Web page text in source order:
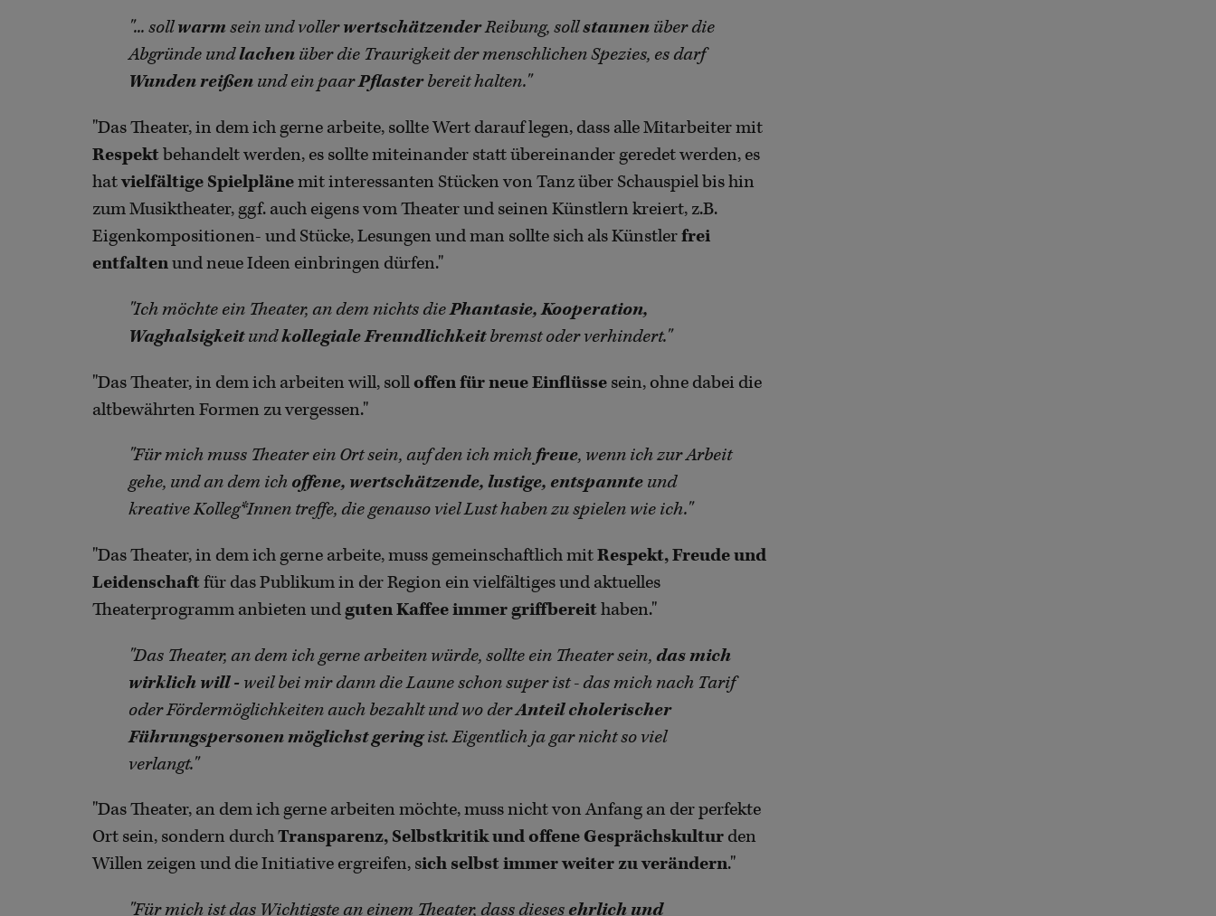
"... sollwarm sein und vollerwertschätzenderReibung, sollstaunen über die
Abgründe undlachen über die Traurigkeit der menschlichen Spezies, es darf
Wunden reißen und ein paarPflasterbereit halten."
"Das Theater, in dem ich gerne arbeite, sollte Wert darauf legen, dass alle Mitarbeiter mit
Respekt behandelt werden, es sollte miteinander statt übereinander geredet werden, es
hatvielfältige Spielplänemit interessanten Stücken von Tanz über Schauspiel bis hin
zum Musiktheater, ggf. auch eigens vom Theater und seinen Künstlern kreiert, z.B.
Eigenkompositionen- und Stücke, Lesungen und man sollte sich als Künstlerfrei
entfaltenund neue Ideen einbringen dürfen."
"Ich möchte ein Theater, an dem nichts diePhantasie, Kooperation,
Waghalsigkeitundkollegiale Freundlichkeitbremst oder verhindert."
"Das Theater, in dem ich arbeiten will, solloffen für neue Einflüsse sein, ohne dabei die
altbewährten Formen zu vergessen."
"Für mich muss Theater ein Ort sein, auf den ich michfreue, wenn ich zur Arbeit
gehe, und an dem ich offene, wertschätzende, lustige, entspannte und
kreative Kolleg*Innen treffe, die genauso viel Lust haben zu spielen wie ich."
"Das Theater, in dem ich gerne arbeite, muss gemeinschaftlich mitRespekt, Freude und
Leidenschaft für das Publikum in der Region ein vielfältiges und aktuelles
Theaterprogramm anbieten undguten Kaffee immer griffbereit haben."
"Das Theater, an dem ich gerne arbeiten würde, sollte ein Theater sein, das mich
wirklich will - weil bei mir dann die Laune schon super ist - das mich nach Tarif
oder Fördermöglichkeiten auch bezahlt und wo derAnteil cholerischer
Führungspersonen möglichst geringist. Eigentlich ja gar nicht so viel
verlangt."
"Das Theater, an dem ich gerne arbeiten möchte, muss nicht von Anfang an der perfekte
Ort sein, sondern durchTransparenz, Selbstkritik und offene Gesprächskultur den
Willen zeigen und die Initiative ergreifen, sich selbst immer weiter zu verändern."
"Für mich ist das Wichtigste an einem Theater, dass dieses ehrlich und